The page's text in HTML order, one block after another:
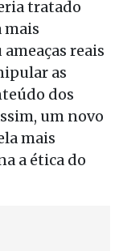
tratado
mais
reais
as
dos
um novo
mais
a ética do